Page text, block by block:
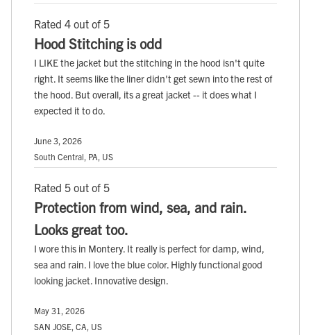
Rated 4 out of 5
Hood Stitching is odd
I LIKE the jacket but the stitching in the hood isn't quite
right. It seems like the liner didn't get sewn into the rest of
the hood. But overall, its a great jacket -- it does what I
expected it to do.
June 3, 2026
South Central, PA, US
Rated 5 out of 5
Protection from wind, sea, and rain.
Looks great too.
I wore this in Montery. It really is perfect for damp, wind,
sea and rain. I love the blue color. Highly functional good
looking jacket. Innovative design.
May 31, 2026
SAN JOSE, CA, US